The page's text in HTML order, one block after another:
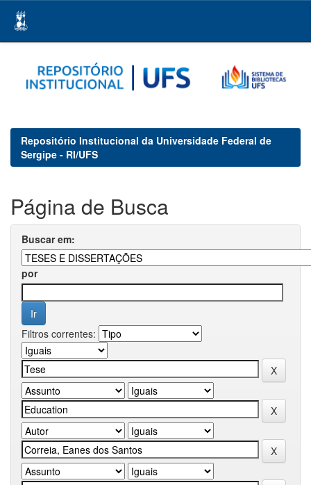
navigation
Repositório Institucional da Universidade Federal de
Sergipe - RI/UFS
Página de Busca
Buscar em:
por
Filtros correntes: